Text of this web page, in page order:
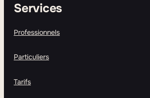
Services
Professionnels
Particuliers
Tarifs